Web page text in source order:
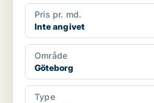
Pris pr. md.
Inte angivet
Område
Göteborg
Type